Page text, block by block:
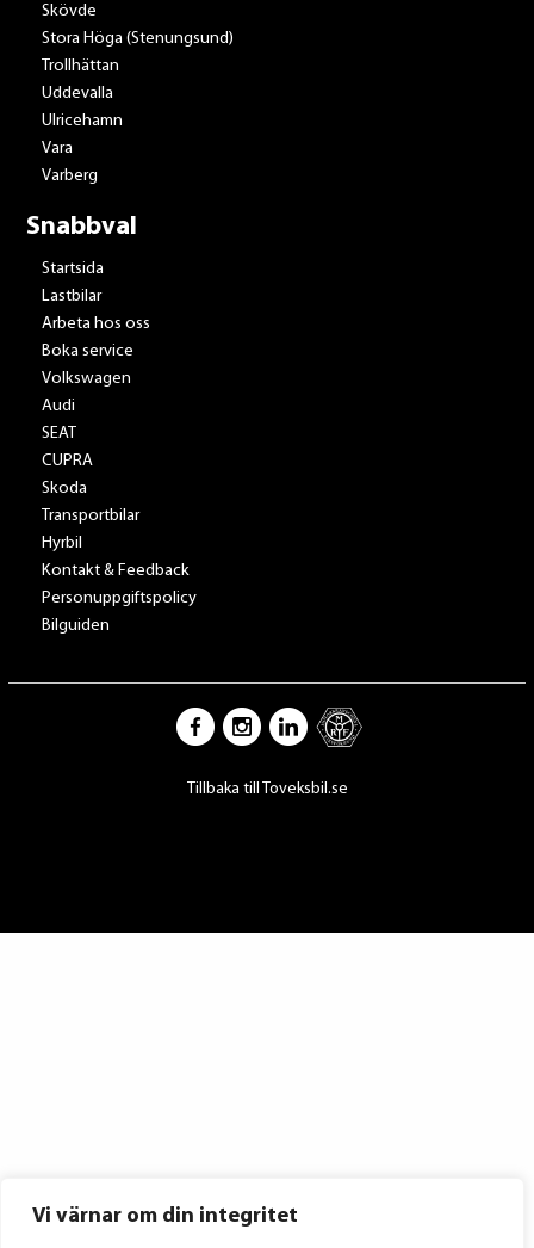
Vi värnar om din integritet
Skövde
Stora Höga (Stenungsund)
Trollhättan
Uddevalla
Ulricehamn
Vara
Varberg
Snabbval
Startsida
Lastbilar
Arbeta hos oss
Boka service
Volkswagen
Audi
SEAT
CUPRA
Skoda
Transportbilar
Hyrbil
Kontakt & Feedback
Personuppgiftspolicy
Bilguiden
Tillbaka till Toveksbil.se